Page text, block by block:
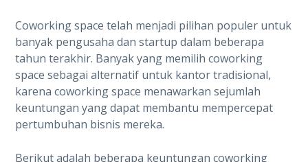
Coworking space telah menjadi pilihan populer untuk
banyak pengusaha dan startup dalam beberapa
tahun terakhir. Banyak yang memilih coworking
space sebagai alternatif untuk kantor tradisional,
karena coworking space menawarkan sejumlah
keuntungan yang dapat membantu mempercepat
pertumbuhan bisnis mereka.
Berikut adalah beberapa keuntungan coworking